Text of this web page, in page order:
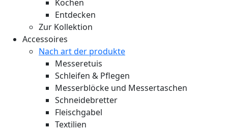
Kochen
Entdecken
Zur Kollektion
Accessoires
Nach art der produkte
Messeretuis
Schleifen & Pflegen
Messerblöcke und Messertaschen
Schneidebretter
Fleischgabel
Textilien